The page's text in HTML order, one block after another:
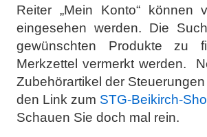
Reiter „Mein Konto“ können
eingesehen werden. Die
gewünschten Produkte zu
Merkzettel vermerkt werden.
Zubehörartikel der
den Link zum STG-Beikirch-
Schauen Sie doch mal rein.